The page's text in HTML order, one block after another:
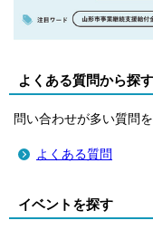
よくある質問から探す
問い合わせが多い質問
よくある質問
イベントを探す